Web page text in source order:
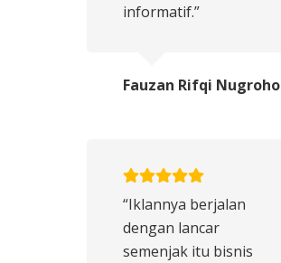
informatif.”
Fauzan Rifqi Nugroho
“Iklannya berjalan
dengan lancar
semenjak itu bisnis